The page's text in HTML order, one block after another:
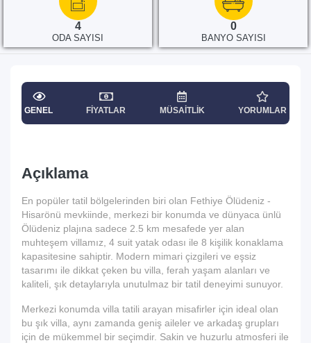
4
ODA SAYISI
0
BANYO SAYISI
GENEL FIYATLAR MÜSAITLIK YORUMLAR
Açıklama
En popüler tatil bölgelerinden biri olan Fethiye Ölüdeniz -
Hisarönü mevkiinde, merkezi bir konumda ve dünyaca ünlü
Ölüdeniz plajına sadece 2.5 km mesafede yer alan
muhteşem villamız, 4 suit yatak odası ile 8 kişilik konaklama
kapasitesine sahiptir. Modern mimari çizgileri ve eşsiz
tasarımı ile dikkat çeken bu villa, ferah yaşam alanları ve
kaliteli, şık detaylarıyla unutulmaz bir tatil deneyimi sunuyor.
Merkezi konumda villa tatili arayan misafirler için ideal olan
bu şık villa, aynı zamanda geniş aileler ve arkadaş grupları
için de mükemmel bir seçimdir. Sakin ve huzurlu atmosferi ile